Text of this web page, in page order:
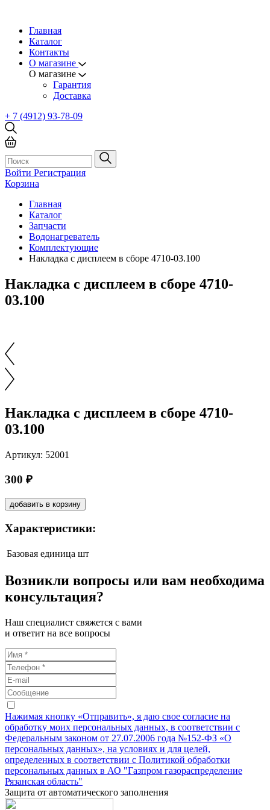
Главная
Каталог
Контакты
О магазине
О магазине
Гарантия
Доставка
+ 7 (4912) 93-78-09
Войти Регистрация
Корзина
Главная
Каталог
Запчасти
Водонагреватель
Комплектующие
Накладка с дисплеем в сборе 4710-03.100
Накладка с дисплеем в сборе 4710-
03.100
Накладка с дисплеем в сборе 4710-
03.100
Артикул: 52001
300 ₽
добавить в корзину
Характеристики:
Базовая единица шт
Возникли вопросы или вам необходима
консультация?
Наш специалист свяжется с вами
и ответит на все вопросы
Нажимая кнопку «Отправить», я даю свое согласие на
обработку моих персональных данных, в соответствии с
Федеральным законом от 27.07.2006 года №152-ФЗ «О
персональных данных», на условиях и для целей,
определенных в соответствии с Политикой обработки
персональных данных в АО "Газпром газораспределение
Рязанская область"
Защита от автоматического заполнения